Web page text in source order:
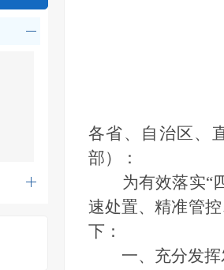
各省、自治区、
部）：
为有效落实“四
速处置、精准管
下：
一、充分发挥